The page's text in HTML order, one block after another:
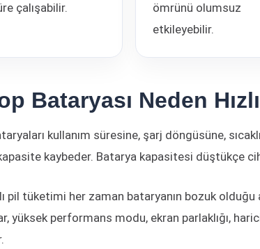
çalışabilir.
ömrünü olumsuz
etkileyebilir.
Bataryası Neden
kullanım süresine, şarj döngüsüne,
kaybeder. Batarya kapasitesi düştükçe
pil tüketimi her zaman bataryanın bozuk olduğu
yüksek performans modu, ekran parlaklığı,